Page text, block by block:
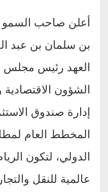
أعلن صاحب السمو
بن سلمان بن عبد
العهد رئيس مجلس
الشؤون
إدارة صندوق
المخطط العام
الدولي، لتكون
عالمية للنقل